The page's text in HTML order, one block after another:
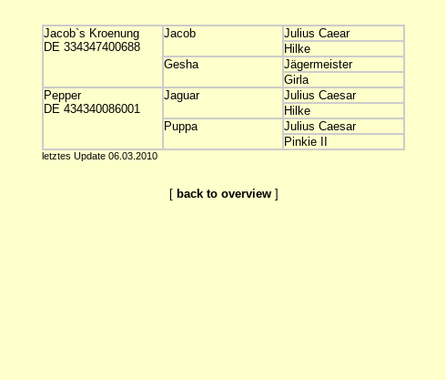
Jacob`s Kroenung
DE 334347400688
Jacob
Julius Caear
Hilke
Gesha
Jägermeister
Girla
Pepper
DE 434340086001
Jaguar
Julius Caesar
Hilke
Puppa
Julius Caesar
Pinkie II
letztes Update 06.03.2010
[ back to overview]